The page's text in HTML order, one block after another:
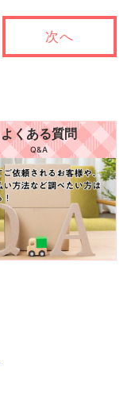
次へ
よくある質問
Q&A